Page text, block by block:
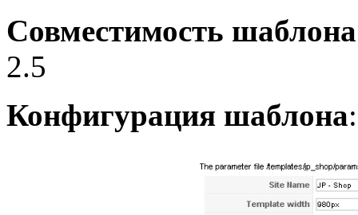
Совместимость шаблона
2.5
Конфигурация шаблона: